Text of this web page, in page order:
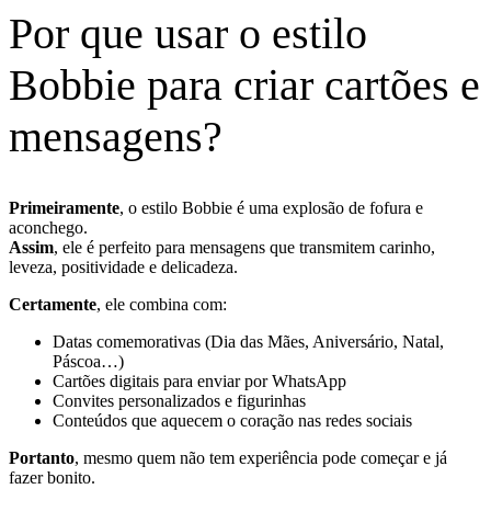
Por que usar o estilo
Bobbie para criar cartões e
mensagens?
Primeiramente, o estilo Bobbie é uma explosão de fofura e
aconchego.
Assim, ele é perfeito para mensagens que transmitem carinho,
leveza, positividade e delicadeza.
Certamente, ele combina com:
Datas comemorativas (Dia das Mães, Aniversário, Natal,
Páscoa…)
Cartões digitais para enviar por WhatsApp
Convites personalizados e figurinhas
Conteúdos que aquecem o coração nas redes sociais
Portanto, mesmo quem não tem experiência pode começar e já
fazer bonito.